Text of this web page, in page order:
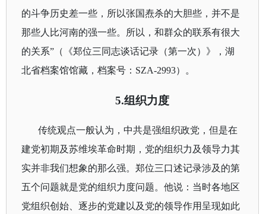
的斗争历史差一些，所以张国焘杀的大胆些，并不是
那些人比河南的强一些。所以，和群众的联系有很大
的关系”（《郑位三同志谈话记录（第一次）》，湖
北省档案馆馆藏，档案号： SZA-2993）。
5.组织力度
传统观点一般认为，中共是强组织政党，但是在
建党初期及苏维埃革命时期，党的组织力及领导力其
实并非我们想象的那么强。郑位三口述记录涉及的第
五个问题就是党的组织力度问题。他说：当时各地区
党组织创始、逐步的党建以及党的领导作用呈现如此